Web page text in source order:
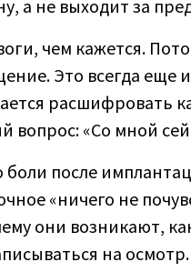
а не выходит за
чем кажется.
Это всегда еще
расшифровать
вопрос: «Со мной
после
«ничего не
они возникают,
на осмотр.